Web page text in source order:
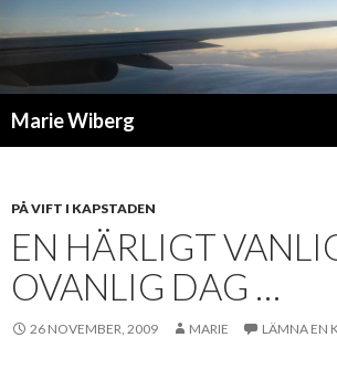
Marie Wiberg
PÅ VIFT I KAPSTADEN
EN HÄRLIGT
OVANLIG DAG …
26 NOVEMBER, 2009 MARIE LÄMNA EN